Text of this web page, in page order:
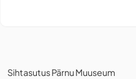
Sihtasutus Pärnu Muuseum